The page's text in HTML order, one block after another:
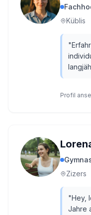
Küblis
"
Profil
Zizers
"Hey,
Jahre